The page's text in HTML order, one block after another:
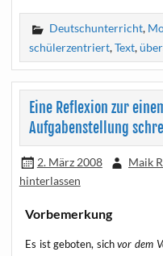
Deutschunterricht,
schülerzentriert,Text,
Eine Reflexion zur
Aufgabenstellung
2. März 2008 Maik
hinterlassen
Vor­be­mer­kung
Es ist gebo­ten, sichvor dem